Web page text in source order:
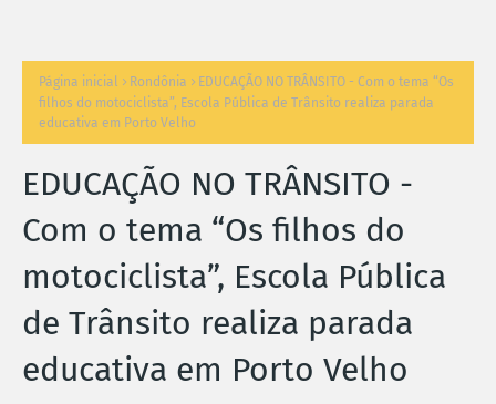
Página inicial Rondônia
EDUCAÇÃO NO TRÂNSITO - Com o tema “Os
filhos do motociclista”, Escola Pública de Trânsito realiza parada
educativa em Porto Velho
EDUCAÇÃO NO TRÂNSITO -
Com o tema “Os filhos do
motociclista”, Escola Pública
de Trânsito realiza parada
educativa em Porto Velho